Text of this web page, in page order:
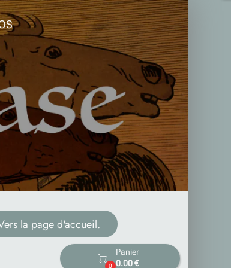
la page d'accueil.

0
Panier
0.00 €